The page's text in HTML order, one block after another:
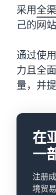
采用全
己的网
通过使
力且全
量，并
在
一
注册
境贸